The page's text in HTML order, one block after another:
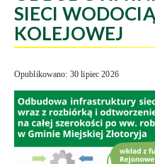
SIECI
KOLEJOWEJ
Opublikowano: 30 lipiec 2026